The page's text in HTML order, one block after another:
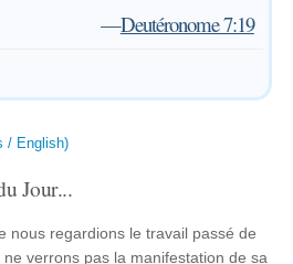
—Deutéronome 7:19
/ English)
Jour...
nous regardions le travail passé de
verrons pas la manifestation de sa